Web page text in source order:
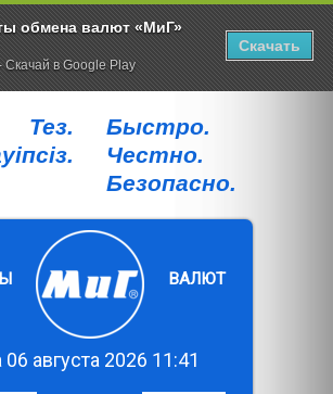
Тез.
Быстро.
Честно.
Безопасно.
ВАЛЮТ
06 августа 2026 11:41
обмена валют «МиГ»
Скачай в Google Play
Скачать